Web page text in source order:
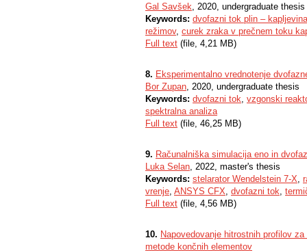
Gal Savšek, 2020, undergraduate thesis
Keywords: dvofazni tok plin – kapljevina
režimov, curek zraka v prečnem toku
Full text (file, 4,21 MB)
8. Eksperimentalno vrednotenje
Bor Zupan, 2020, undergraduate thesis
Keywords: dvofazni tok, vzgonski
spektralna analiza
Full text (file, 46,25 MB)
9. Računalniška simulacija eno in
Luka Selan, 2022, master's thesis
Keywords: stelarator Wendelstein 7-X,
vrenje, ANSYS CFX, dvofazni tok,
Full text (file, 4,56 MB)
10. Napovedovanje hitrostnih profilov
metode končnih elementov